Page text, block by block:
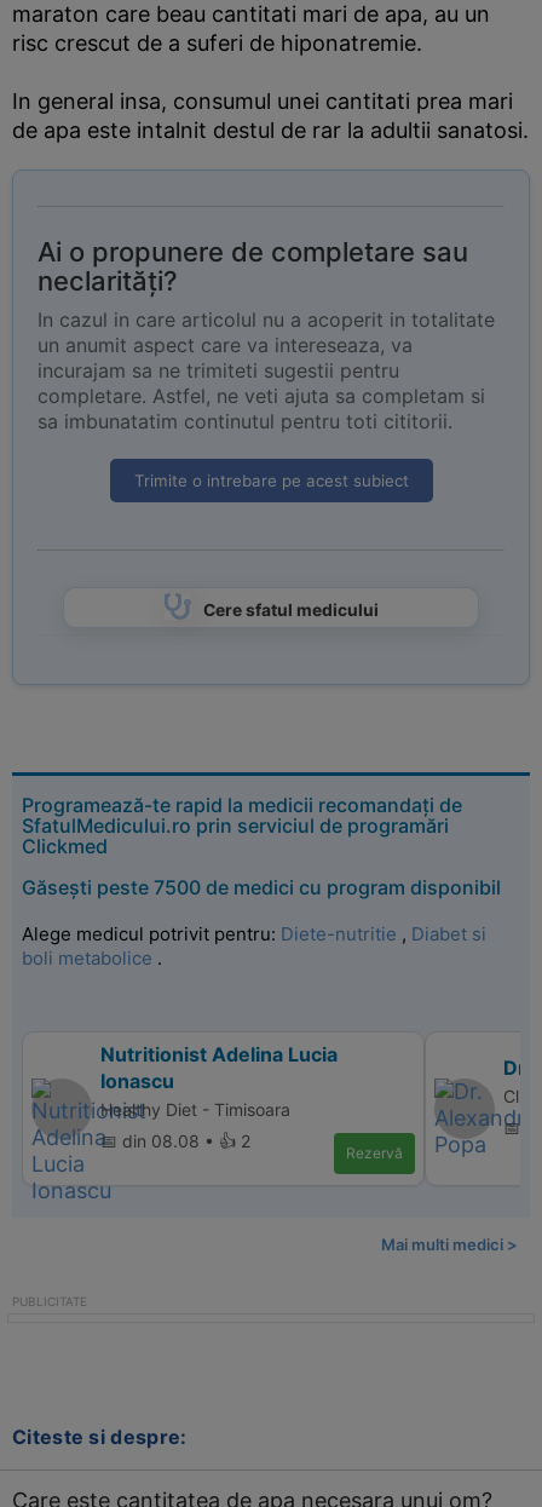
maraton care beau cantitati mari de apa, au un
risc crescut de a suferi de hiponatremie.
In general insa, consumul unei cantitati prea mari
de apa este intalnit destul de rar la adultii sanatosi.
Ai o propunere de completare sau
neclarități?
In cazul in care articolul nu a acoperit in totalitate
un anumit aspect care va intereseaza, va
incurajam sa ne trimiteti sugestii pentru
completare. Astfel, ne veti ajuta sa completam si
sa imbunatatim continutul pentru toti cititorii.
Trimite o intrebare pe acest subiect
Cere sfatul medicului
Programează-te rapid la medicii recomandați de
SfatulMedicului.ro prin serviciul de programări
Clickmed
Găsești peste 7500 de medici cu program disponibil
Alege medicul potrivit pentru: Diete-nutritie , Diabet si
boli metabolice .
Nutritionist Adelina Lucia
Ionascu
Healthy Diet - Timisoara
📅 din 08.08 • 👍 2
Rezervă
Dr.
📅
Mai multi medici >
Citeste si despre:
Care este cantitatea de apa necesara unui om?